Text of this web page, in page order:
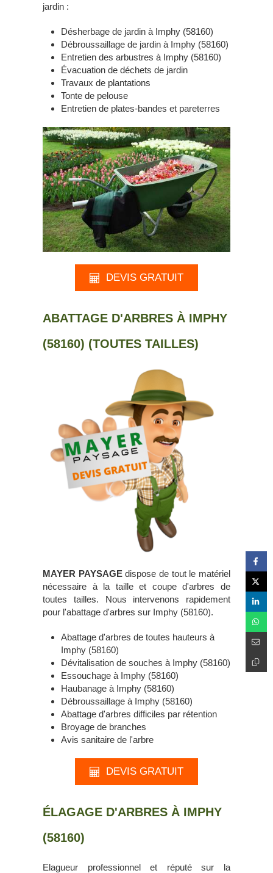
jardin :
Désherbage de jardin à Imphy (58160)
Débroussaillage de jardin à Imphy (58160)
Entretien des arbustres à Imphy (58160)
Évacuation de déchets de jardin
Travaux de plantations
Tonte de pelouse
Entretien de plates-bandes et pareterres
DEVIS GRATUIT
ABATTAGE D'ARBRES À IMPHY
(58160) (TOUTES TAILLES)
MAYER PAYSAGEdispose de tout le matériel
nécessaire à la taille et coupe d'arbres de
toutes tailles. Nous intervenons rapidement
pour l'abattage d'arbres sur Imphy (58160).
Abattage d'arbres de toutes hauteurs à
Imphy (58160)
Dévitalisation de souches à Imphy (58160)
Essouchage à Imphy (58160)
Haubanage à Imphy (58160)
Débroussaillage à Imphy (58160)
Abattage d'arbres difficiles par rétention
Broyage de branches
Avis sanitaire de l'arbre
DEVIS GRATUIT
ÉLAGAGE D'ARBRES À IMPHY
(58160)
Elagueur professionnel et réputé sur la